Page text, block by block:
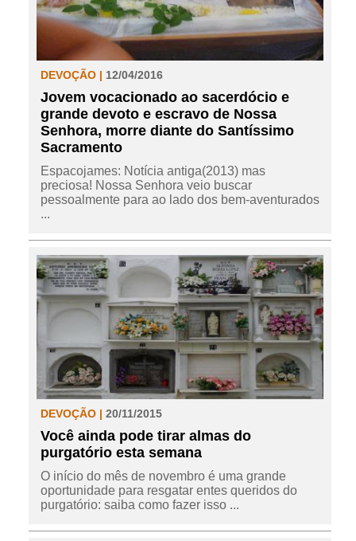
DEVOÇÃO | 12/04/2016
Jovem vocacionado ao sacerdócio e
grande devoto e escravo de Nossa
Senhora, morre diante do Santíssimo
Sacramento
Espacojames: Notícia antiga(2013) mas
preciosa! Nossa Senhora veio buscar
pessoalmente para ao lado dos bem-aventurados
...
DEVOÇÃO | 20/11/2015
Você ainda pode tirar almas do
purgatório esta semana
O início do mês de novembro é uma grande
oportunidade para resgatar entes queridos do
purgatório: saiba como fazer isso ...